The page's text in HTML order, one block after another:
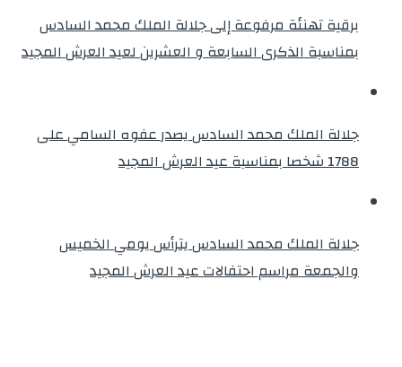
برقية تهنئة مرفوعة إلى جلالة الملك محمد السادس
بمناسبة الذكرى السابعة و العشرين لعيد العرش المجيد
جلالة الملك محمد السادس يصدر عفوه السامي على
1788 شخصا بمناسبة عيد العرش المجيد
جلالة الملك محمد السادس يترأس يومي الخميس
والجمعة مراسم احتفالات عيد العرش المجيد